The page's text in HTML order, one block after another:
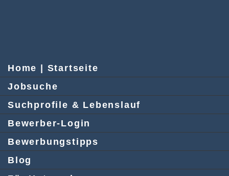
Home | Startseite
Jobsuche
Suchprofile & Lebenslauf
Bewerber-Login
Bewerbungstipps
Blog